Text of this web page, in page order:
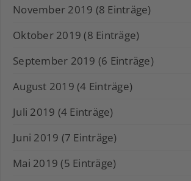
November 2019 (8 Einträge)
Oktober 2019 (8 Einträge)
September 2019 (6 Einträge)
August 2019 (4 Einträge)
Juli 2019 (4 Einträge)
Juni 2019 (7 Einträge)
Mai 2019 (5 Einträge)